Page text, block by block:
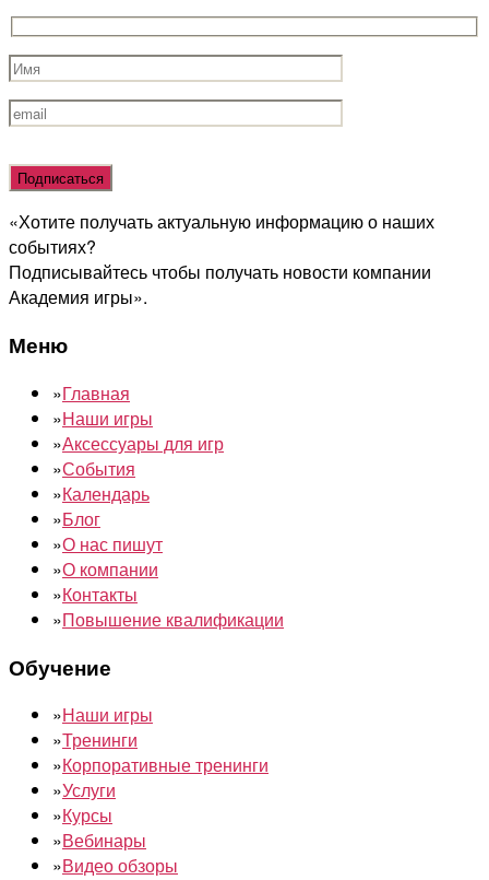
Оставьте
это
пустым.
«Хотите получать актуальную информацию о наших
событиях?
Подписывайтесь чтобы получать новости компании
Академия игры».
Меню
»Главная
»Наши игры
»Аксессуары для игр
»События
»Календарь
»Блог
»О нас пишут
»О компании
»Контакты
»Повышение квалификации
Обучение
»Наши игры
»Тренинги
»Корпоративные тренинги
»Услуги
»Курсы
»Вебинары
»Видео обзоры